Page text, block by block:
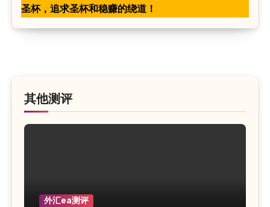
圣杯，追求圣杯和稳赚的绕道！
其他测评
外汇ea测评